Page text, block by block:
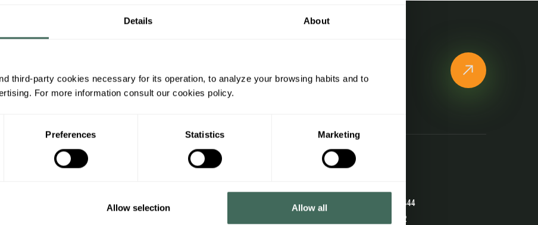
Details About
third-party cookies necessary for its operation, to analyze your browsing habits and to
For more information consult our cookies policy.
Preferences Statistics Marketing
Allow selection Allow all
promotions de Naturland
d'intérêt Information légale
Avís legal
Contact
Telephone
(+376) 741 444
902 04 22 02